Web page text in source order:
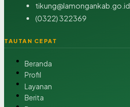
tikung@lamongankab.go.id
(0322) 322369
TAUTAN CEPAT
Beranda
Profil
Layanan
Berita